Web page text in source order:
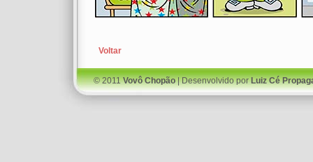
Voltar
© 2011Vovô Chopão| Desenvolvido porLuiz Cé